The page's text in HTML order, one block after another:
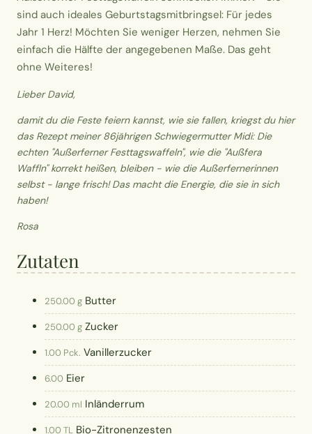
sind auch ideales Geburtstagsmitbringsel: Für jedes
Jahr 1 Herz! Möchten Sie weniger Herzen, nehmen Sie
einfach die Hälfte der angegebenen Maße. Das geht
ohne Weiteres!
Lieber David,
damit du die Feste feiern kannst, wie sie fallen, kriegst du hier
das Rezept meiner 86jährigen Schwiegermutter Midi: Die
echten "Außerferner Festtagswaffeln", wie die "Außfera
Waffln" korrekt heißen, bleiben - wie die Außerfernerinnen
selbst - lange frisch! Das macht die Energie, die sie in sich
haben!
Rosa
Zutaten
250.00 g Butter
250.00 g Zucker
1.00 Pck. Vanillerzucker
6.00 Eier
20.00 ml Inländerrum
1.00 TL Bio-Zitronenzesten